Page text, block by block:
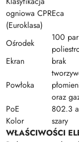
ogniowa CPR
(Euroklasa)
Eca
Ośrodek
100
Ekran
brak
Powłoka
oraz
PoE
802.3
Kolor
szary
WŁAŚCIWOŚCI